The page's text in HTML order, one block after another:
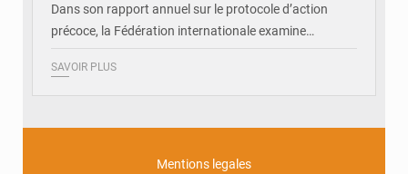
Dans son rapport annuel sur le protocole d’action
précoce, la Fédération internationale examine…
SAVOIR PLUS
Mentions legales